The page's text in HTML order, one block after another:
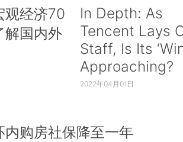
观经济70
解国内外
In Depth: As
Tencent Lays
Staff, Is Its
Approaching?
2022年04月01日
内购房社保降至一年